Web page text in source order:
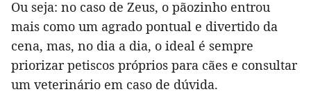
Ou seja: no caso de Zeus, o pãozinho entrou
mais como um agrado pontual e divertido da
cena, mas, no dia a dia, o ideal é sempre
priorizar petiscos próprios para cães e consultar
um veterinário em caso de dúvida.